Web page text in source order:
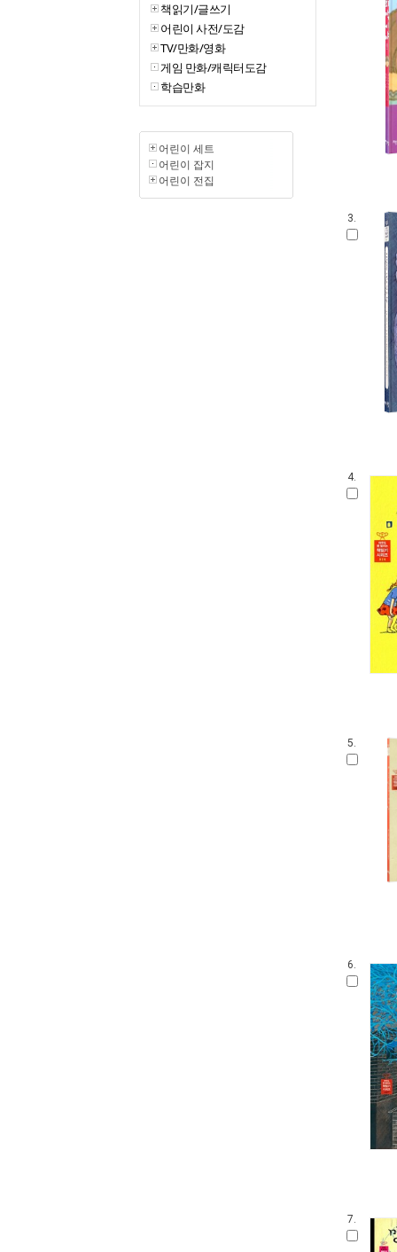
책읽기/글쓰기
어린이 사전/도감
TV/만화/영화
게임 만화/캐릭터도감
학습만화
어린이 세트
어린이 잡지
어린이 전집
3.
4.
5.
6.
7.